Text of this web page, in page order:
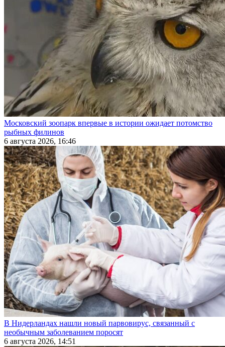
Московский зоопарк впервые в истории ожидает потомство
рыбных филинов
6 августа 2026, 16:46
В Нидерландах нашли новый парвовирус, связанный с
необычным заболеванием поросят
6 августа 2026, 14:51